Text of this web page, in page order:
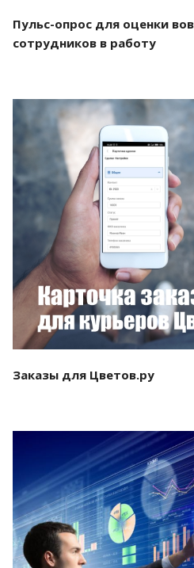
Пульс-опрос для оценки
сотрудников в работу
Смотреть
Заказы для Цветов.ру
Смотреть